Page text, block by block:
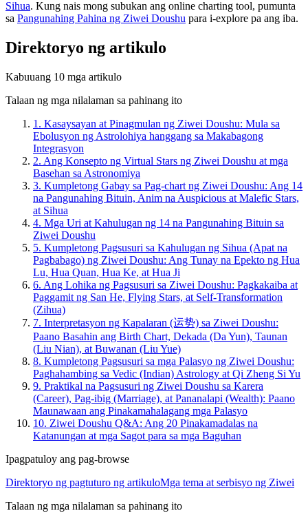
Sihua. Kung nais mong subukan ang online charting tool, pumunta
sa Pangunahing Pahina ng Ziwei Doushu para i-explore pa ang iba.
Direktoryo ng artikulo
Kabuuang 10 mga artikulo
Talaan ng mga nilalaman sa pahinang ito
1. Kasaysayan at Pinagmulan ng Ziwei Doushu: Mula sa
Ebolusyon ng Astrolohiya hanggang sa Makabagong
Integrasyon
2. Ang Konsepto ng Virtual Stars ng Ziwei Doushu at mga
Basehan sa Astronomiya
3. Kumpletong Gabay sa Pag-chart ng Ziwei Doushu: Ang 14
na Pangunahing Bituin, Anim na Auspicious at Malefic Stars,
at Sihua
4. Mga Uri at Kahulugan ng 14 na Pangunahing Bituin sa
Ziwei Doushu
5. Kumpletong Pagsusuri sa Kahulugan ng Sihua (Apat na
Pagbabago) ng Ziwei Doushu: Ang Tunay na Epekto ng Hua
Lu, Hua Quan, Hua Ke, at Hua Ji
6. Ang Lohika ng Pagsusuri sa Ziwei Doushu: Pagkakaiba at
Paggamit ng San He, Flying Stars, at Self-Transformation
(Zihua)
7. Interpretasyon ng Kapalaran (运势) sa Ziwei Doushu:
Paano Basahin ang Birth Chart, Dekada (Da Yun), Taunan
(Liu Nian), at Buwanan (Liu Yue)
8. Kumpletong Pagsusuri sa mga Palasyo ng Ziwei Doushu:
Paghahambing sa Vedic (Indian) Astrology at Qi Zheng Si Yu
9. Praktikal na Pagsusuri ng Ziwei Doushu sa Karera
(Career), Pag-ibig (Marriage), at Pananalapi (Wealth): Paano
Maunawaan ang Pinakamahalagang mga Palasyo
10. Ziwei Doushu Q&A: Ang 20 Pinakamadalas na
Katanungan at mga Sagot para sa mga Baguhan
Ipagpatuloy ang pag-browse
Direktoryo ng pagtuturo ng artikuloMga tema at serbisyo ng Ziwei
Talaan ng mga nilalaman sa pahinang ito